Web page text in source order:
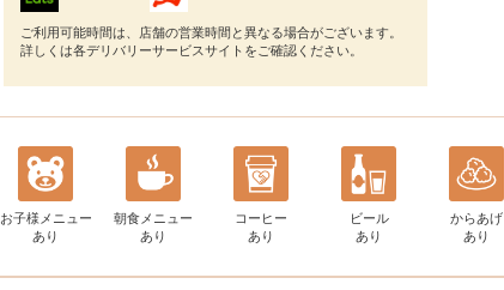
ご利用可能時間は、店舗の営業時間と異なる場合がございます。
詳しくは各デリバリーサービスサイトをご確認ください。
お子様メニュー
あり
朝食メニュー
あり
コーヒー
あり
ビール
あり
からあげ
あり